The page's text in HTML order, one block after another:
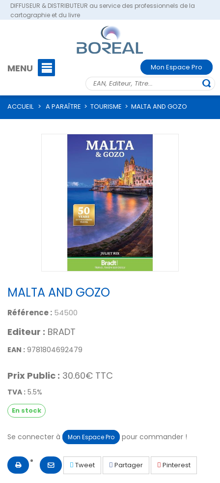
DIFFUSEUR & DISTRIBUTEUR au service des professionnels de la
cartographie et du livre
MENU Mon Espace Pro
ACCUEIL > A PARAÎTRE > TOURISME > MALTA AND GOZO
MALTA AND GOZO
Référence : 54500
Editeur : BRADT
EAN : 9781804692479
Prix Public : 30.60€ TTC
TVA : 5.5%
En stock
Se connecter à Mon Espace Pro pour commander !
Tweet Partager Pinterest